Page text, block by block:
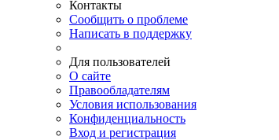
Контакты
Сообщить о проблеме
Написать в поддержку
Для пользователей
О сайте
Правообладателям
Условия использования
Конфиденциальность
Вход и регистрация